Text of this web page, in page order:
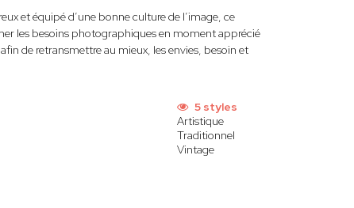
et équipé d’une bonne culture de l’image, ce
les besoins photographiques en moment apprécié
de retransmettre au mieux, les envies, besoin et
5 styles
Artistique
Traditionnel
Vintage